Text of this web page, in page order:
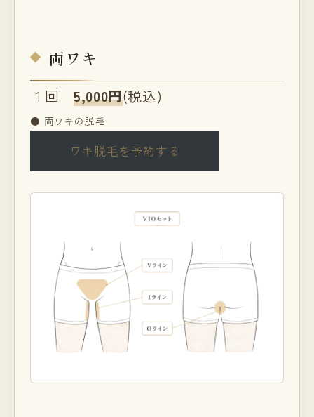
両ワキ
１回5,000円(税込)
● 両ワキの脱毛
ワキ脱毛を予約する